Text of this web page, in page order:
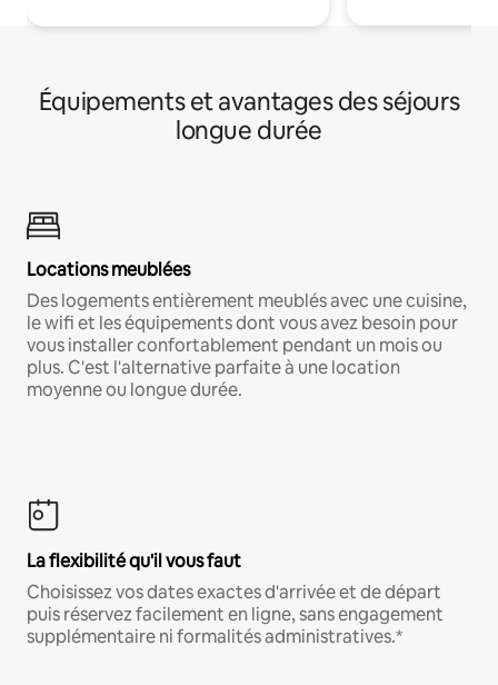
Équipements et avantages des séjours
longue durée
Locations meublées
Des logements entièrement meublés avec une cuisine,
le wifi et les équipements dont vous avez besoin pour
vous installer confortablement pendant un mois ou
plus. C'est l'alternative parfaite à une location
moyenne ou longue durée.
La flexibilité qu'il vous faut
Choisissez vos dates exactes d'arrivée et de départ
puis réservez facilement en ligne, sans engagement
supplémentaire ni formalités administratives.*